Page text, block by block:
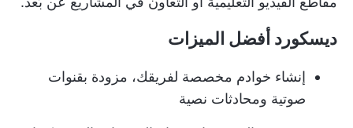
ديسكورد أفضل الميزات
إنشاء خوادم مخصصة لفريقك، مزودة بقنوات
صوتية ومحادثات نصية